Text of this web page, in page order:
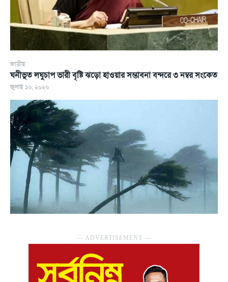
জাতীয়
ঘনীভূত লঘুচাপ ভারী বৃষ্টি ঝড়ো হাওয়ার সম্ভাবনা বন্দরে ৩ নম্বর সংকেত
জুলাই ১৬, ২০২৬
― ADVERTISEMENT ―